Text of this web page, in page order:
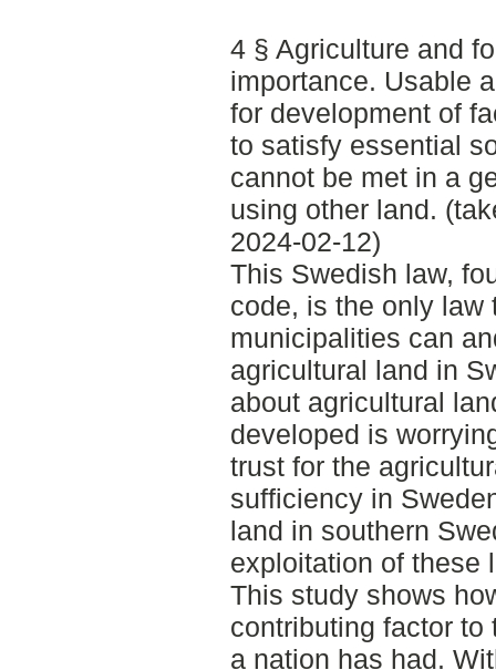
4 § Agriculture and
importance. Usable
for development of
to satisfy essential
cannot be met in a
using other land.
2024-02-12)
This Swedish law,
code, is the only law
municipalities can
agricultural land in
about agricultural
developed is
trust for the
sufficiency in
land in southern
exploitation of these
This study shows
contributing factor to
a nation has had.